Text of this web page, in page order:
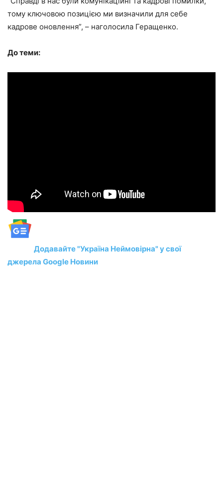
тому ключовою позицією ми визначили для себе
кадрове оновлення”, – наголосила Геращенко.
До теми:
Додавайте "Україна Неймовірна" у свої
джерела Google Новини